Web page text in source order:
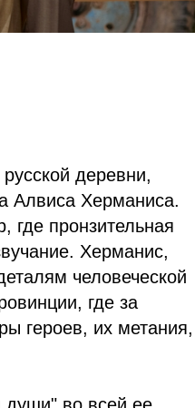
деревни,
Алвиса Херманиса.
где пронзительная
Херманис,
человеческой
где за
героев, их метания,